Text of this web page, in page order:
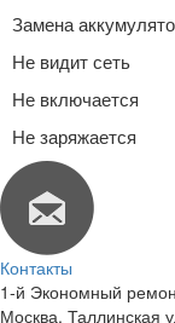
Замена
Не видит сеть
Не включается
Не заряжается
Контакты
1-й Экономный
Москва, Таллинская